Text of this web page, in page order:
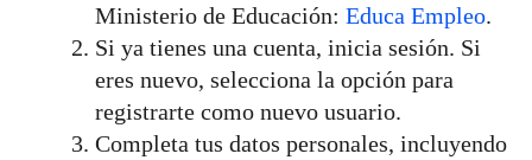
Ministerio de Educación: Educa Empleo.
Si ya tienes una cuenta, inicia sesión. Si
eres nuevo, selecciona la opción para
registrarte como nuevo usuario.
Completa tus datos personales, incluyendo